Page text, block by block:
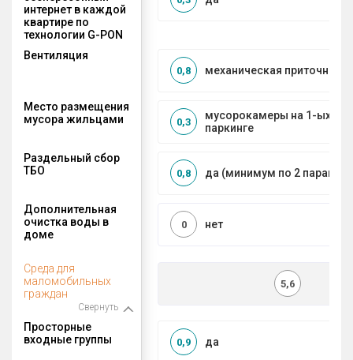
интернет в каждой
квартире по
технологии G-PON
Вентиляция
механическая приточно-
0,8
Место размещения
мусора жильцами
мусорокамеры на 1-ых
паркинге
0,3
Раздельный сбор
ТБО
да (минимум по 2
0,8
Дополнительная
очистка воды в
доме
нет
0
Среда для
маломобильных
граждан
Свернуть
5,6
Просторные
входные группы
да
0,9